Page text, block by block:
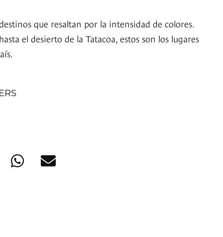
que resaltan por la intensidad de colores.
el desierto de la Tatacoa, estos son los lugares